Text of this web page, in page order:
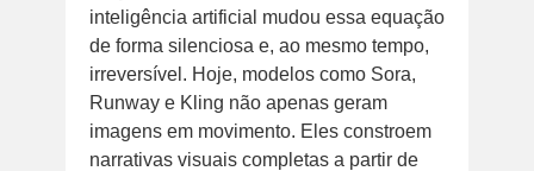
inteligência artificial mudou essa equação
de forma silenciosa e, ao mesmo tempo,
irreversível. Hoje, modelos como Sora,
Runway e Kling não apenas geram
imagens em movimento. Eles constroem
narrativas visuais completas a partir de